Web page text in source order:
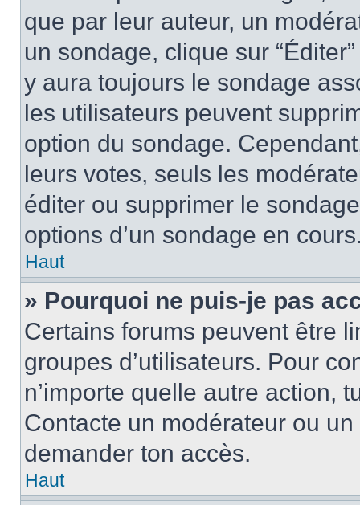
que par leur auteur, un
un sondage, clique sur
y aura toujours le sondage
les utilisateurs peuvent
option du sondage.
leurs votes, seuls les
éditer ou supprimer le
options d’un sondage en
Haut
» Pourquoi ne puis-je pas
Certains forums peuvent être
groupes d’utilisateurs. Pour
n’importe quelle autre action,
Contacte un modérateur ou
demander ton accès.
Haut